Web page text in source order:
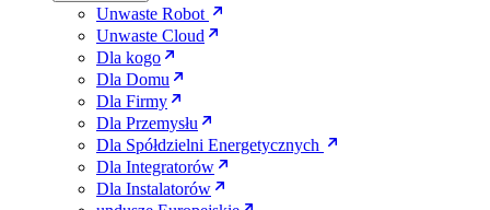
Unwaste Robot
Unwaste Cloud
Dla kogo
Dla Domu
Dla Firmy
Dla Przemysłu
Dla Spółdzielni Energetycznych
Dla Integratorów
Dla Instalatorów